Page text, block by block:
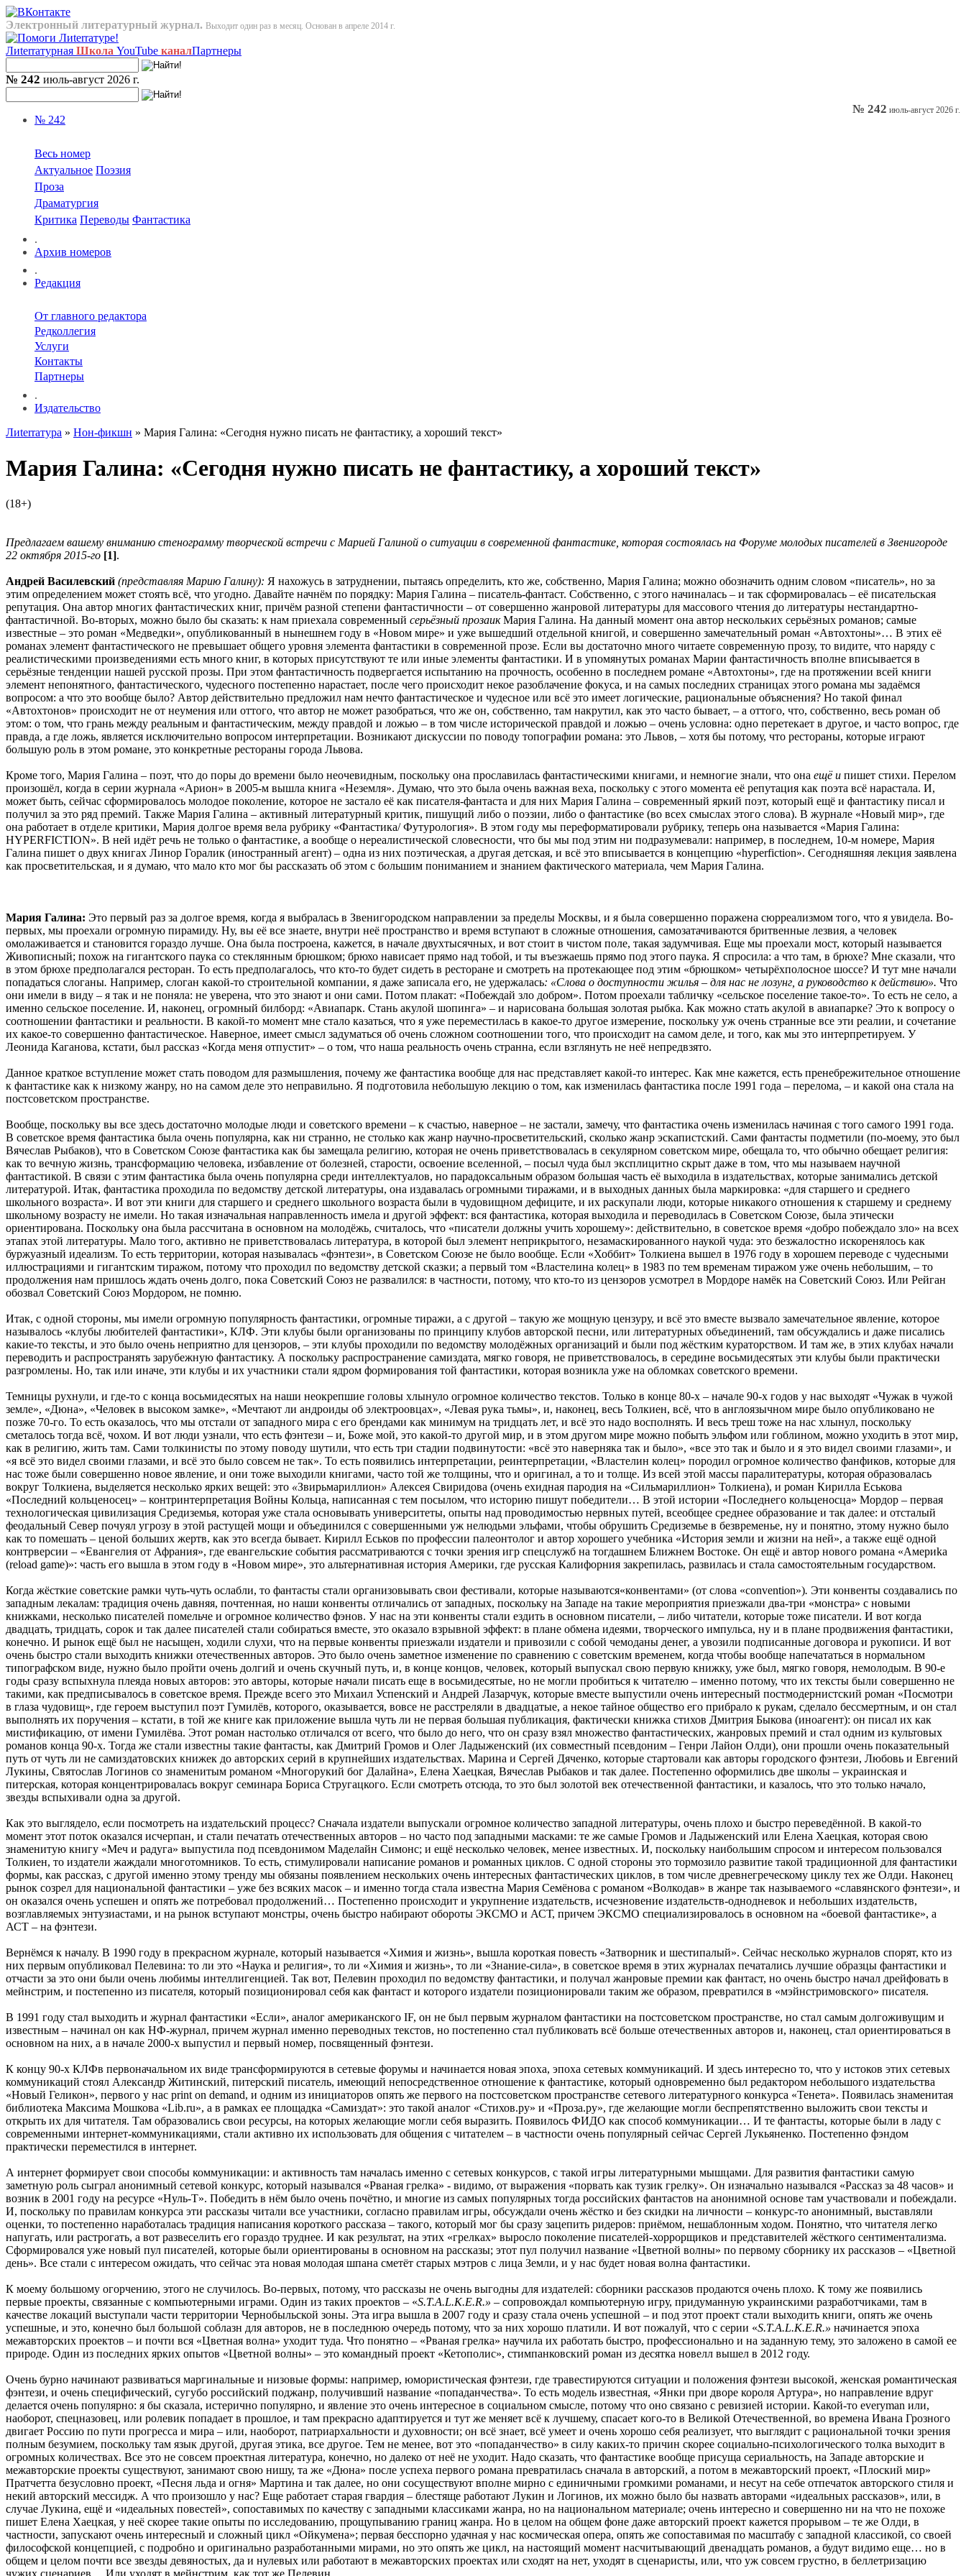
Электронный литературный журнал. Выходит один раз в месяц. Основан в апреле 2014 г.
Лиterraтурная Школа YouTube каналПартнеры
№ 242 июль-август 2026 г.
№ 242
Весь номер
Актуальное Поэзия
Проза
Драматургия
Критика Переводы Фантастика
.
Архив номеров
.
Редакция
От главного редактора
Редколлегия
Услуги
Контакты
Партнеры
.
Издательство
№ 242 июль-август 2026 г.
Лиterraтура » Нон-фикшн » Мария Галина: «Сегодня нужно писать не фантастику, а хороший текст»
Мария Галина: «Сегодня нужно писать не фантастику, а хороший текст»
(18+)
Предлагаем вашему вниманию стенограмму творческой встречи с Марией Галиной о ситуации в современной фантастике, которая состоялась на Форуме молодых писателей в Звенигороде
22 октября 2015-го [1].
Андрей Василевский (представляя Марию Галину): Я нахожусь в затруднении, пытаясь определить, кто же, собственно, Мария Галина; можно обозначить одним словом «писатель», но за
этим определением может стоять всё, что угодно. Давайте начнём по порядку: Мария Галина – писатель-фантаст. Собственно, с этого начиналась – и так сформировалась – её писательская
репутация. Она автор многих фантастических книг, причём разной степени фантастичности – от совершенно жанровой литературы для массового чтения до литературы нестандартно-
фантастичной. Во-вторых, можно было бы сказать: к нам приехала современный серьёзный прозаикМария Галина. На данный момент она автор нескольких серьёзных романов; самые
известные – это роман «Медведки», опубликованный в нынешнем году в «Новом мире» и уже вышедший отдельной книгой, и совершенно замечательный роман «Автохтоны»… В этих её
романах элемент фантастического не превышает общего уровня элемента фантастики в современной прозе. Если вы достаточно много читаете современную прозу, то видите, что наряду с
реалистическими произведениями есть много книг, в которых присутствуют те или иные элементы фантастики. И в упомянутых романах Марии фантастичность вполне вписывается в
серьёзные тенденции нашей русской прозы. При этом фантастичность подвергается испытанию на прочность, особенно в последнем романе «Автохтоны», где на протяжении всей книги
элемент непонятного, фантастического, чудесного постепенно нарастает, после чего происходит некое разоблачение фокуса, и на самых последних страницах этого романа мы задаёмся
вопросом: а что это вообще было? Автор действительно предложил нам нечто фантастическое и чудесное или всё это имеет логические, рациональные объяснения? Но такой финал
«Автохтонов» происходит не от неумения или оттого, что автор не может разобраться, что же он, собственно, там накрутил, как это часто бывает, – а оттого, что, собственно, весь роман об
этом: о том, что грань между реальным и фантастическим, между правдой и ложью – в том числе исторической правдой и ложью – очень условна: одно перетекает в другое, и часто вопрос, где
правда, а где ложь, является исключительно вопросом интерпретации. Возникают дискуссии по поводу топографии романа: это Львов, – хотя бы потому, что рестораны, которые играют
большую роль в этом романе, это конкретные рестораны города Львова.
Кроме того, Мария Галина – поэт, что до поры до времени было неочевидным, поскольку она прославилась фантастическими книгами, и немногие знали, что она ещё и пишет стихи. Перелом
произошёл, когда в серии журнала «Арион» в 2005-м вышла книга «Неземля». Думаю, что это была очень важная веха, поскольку с этого момента её репутация как поэта всё нарастала. И,
может быть, сейчас сформировалось молодое поколение, которое не застало её как писателя-фантаста и для них Мария Галина – современный яркий поэт, который ещё и фантастику писал и
получил за это ряд премий. Также Мария Галина – активный литературный критик, пишущий либо о поэзии, либо о фантастике (во всех смыслах этого слова). В журнале «Новый мир», где
она работает в отделе критики, Мария долгое время вела рубрику «Фантастика/ Футурология». В этом году мы переформатировали рубрику, теперь она называется «Мария Галина:
HYPERFICTION». В ней идёт речь не только о фантастике, а вообще о нереалистической словесности, что бы мы под этим ни подразумевали: например, в последнем, 10-м номере, Мария
Галина пишет о двух книгах Линор Горалик (иностранный агент) – одна из них поэтическая, а другая детская, и всё это вписывается в концепцию «hyperfiction». Сегодняшняя лекция заявлена
как просветительская, и я думаю, что мало кто мог бы рассказать об этом с большим пониманием и знанием фактического материала, чем Мария Галина.
Мария Галина: Это первый раз за долгое время, когда я выбралась в Звенигородском направлении за пределы Москвы, и я была совершенно поражена сюрреализмом того, что я увидела. Во-
первых, мы проехали огромную пирамиду. Ну, вы её все знаете, внутри неё пространство и время вступают в сложные отношения, самозатачиваются бритвенные лезвия, а человек
омолаживается и становится гораздо лучше. Она была построена, кажется, в начале двухтысячных, и вот стоит в чистом поле, такая задумчивая. Еще мы проехали мост, который называется
Живописный; похож на гигантского паука со стеклянным брюшком; брюхо нависает прямо над тобой, и ты въезжаешь прямо под этого паука. Я спросила: а что там, в брюхе? Мне сказали, что
в этом брюхе предполагался ресторан. То есть предполагалось, что кто-то будет сидеть в ресторане и смотреть на протекающее под этим «брюшком» четырёхполосное шоссе? И тут мне начали
попадаться слоганы. Например, слоган какой-то строительной компании, я даже записала его, не удержалась: «Слова о доступности жилья – для нас не лозунг, а руководство к действию». Что
они имели в виду – я так и не поняла: не уверена, что это знают и они сами. Потом плакат: «Побеждай зло добром». Потом проехали табличку «сельское поселение такое-то». То есть не село, а
именно сельское поселение. И, наконец, огромный билборд: «Авиапарк. Стань акулой шопинга» – и нарисована большая золотая рыбка. Как можно стать акулой в авиапарке? Это к вопросу о
соотношении фантастики и реальности. В какой-то момент мне стало казаться, что я уже переместилась в какое-то другое измерение, поскольку уж очень странные все эти реалии, и сочетание
их какое-то совершенно фантастическое. Наверное, имеет смысл задуматься об очень сложном соотношении того, что происходит на самом деле, и того, как мы это интерпретируем. У
Леонида Каганова, кстати, был рассказ «Когда меня отпустит» – о том, что наша реальность очень странна, если взглянуть не неё непредвзято.
Данное краткое вступление может стать поводом для размышления, почему же фантастика вообще для нас представляет какой-то интерес. Как мне кажется, есть пренебрежительное отношение
к фантастике как к низкому жанру, но на самом деле это неправильно. Я подготовила небольшую лекцию о том, как изменилась фантастика после 1991 года – перелома, – и какой она стала на
постсоветском пространстве.
Вообще, поскольку вы все здесь достаточно молодые люди и советского времени – к счастью, наверное – не застали, замечу, что фантастика очень изменилась начиная с того самого 1991 года.
В советское время фантастика была очень популярна, как ни странно, не столько как жанр научно-просветительский, сколько жанр эскапистский. Сами фантасты подметили (по-моему, это был
Вячеслав Рыбаков), что в Советском Союзе фантастика как бы замещала религию, которая не очень приветствовалась в секулярном советском мире, обещала то, что обычно обещает религия:
как то вечную жизнь, трансформацию человека, избавление от болезней, старости, освоение вселенной, – посыл чуда был эксплицитно скрыт даже в том, что мы называем научной
фантастикой. В связи с этим фантастика была очень популярна среди интеллектуалов, но парадоксальным образом большая часть её выходила в издательствах, которые занимались детской
литературой. Итак, фантастика проходила по ведомству детской литературы, она издавалась огромными тиражами, и в выходных данных была маркировка: «для старшего и среднего
школьного возраста». И вот эти книги для старшего и среднего школьного возраста были в чудовищном дефиците, и их раскупали люди, которые никакого отношения к старшему и среднему
школьному возрасту не имели. Но такая изначальная направленность имела и другой эффект: вся фантастика, которая выходила и переводилась в Советском Союзе, была этически
ориентирована. Поскольку она была рассчитана в основном на молодёжь, считалось, что «писатели должны учить хорошему»: действительно, в советское время «добро побеждало зло» на всех
этапах этой литературы. Мало того, активно не приветствовалась литература, в которой был элемент неприкрытого, незамаскированного наукой чуда: это безжалостно искоренялось как
буржуазный идеализм. То есть территории, которая называлась «фэнтези», в Советском Союзе не было вообще. Если «Хоббит» Толкиена вышел в 1976 году в хорошем переводе с чудесными
иллюстрациями и гигантским тиражом, потому что проходил по ведомству детской сказки; а первый том «Властелина колец» в 1983 по тем временам тиражом уже очень небольшим, – то
продолжения нам пришлось ждать очень долго, пока Советский Союз не развалился: в частности, потому, что кто-то из цензоров усмотрел в Мордоре намёк на Советский Союз. Или Рейган
обозвал Советский Союз Мордором, не помню.
Итак, с одной стороны, мы имели огромную популярность фантастики, огромные тиражи, а с другой – такую же мощную цензуру, и всё это вместе вызвало замечательное явление, которое
называлось «клубы любителей фантастики», КЛФ. Эти клубы были организованы по принципу клубов авторской песни, или литературных объединений, там обсуждались и даже писались
какие-то тексты, и это было очень неприятно для цензоров, – эти клубы проходили по ведомству молодёжных организаций и были под жёстким кураторством. И там же, в этих клубах начали
переводить и распространять зарубежную фантастику. А поскольку распространение самиздата, мягко говоря, не приветствовалось, в середине восьмидесятых эти клубы были практически
разгромлены. Но, так или иначе, эти клубы и их участники стали ядром формирования той фантастики, которая возникла уже на обломках советского времени.
Темницы рухнули, и где-то с конца восьмидесятых на наши неокрепшие головы хлынуло огромное количество текстов. Только в конце 80-х – начале 90-х годов у нас выходят «Чужак в чужой
земле», «Дюна», «Человек в высоком замке», «Мечтают ли андроиды об электроовцах», «Левая рука тьмы», и, наконец, весь Толкиен, всё, что в англоязычном мире было опубликовано не
позже 70-го. То есть оказалось, что мы отстали от западного мира с его брендами как минимум на тридцать лет, и всё это надо восполнять. И весь треш тоже на нас хлынул, поскольку
сметалось тогда всё, чохом. И вот люди узнали, что есть фэнтези – и, Боже мой, это какой-то другой мир, и в этом другом мире можно побыть эльфом или гоблином, можно уходить в этот мир,
как в религию, жить там. Сами толкинисты по этому поводу шутили, что есть три стадии подвинутости: «всё это наверняка так и было», «все это так и было и я это видел своими глазами», и
«я всё это видел своими глазами, и всё это было совсем не так». То есть появились интерпретации, реинтерпретации, «Властелин колец» породил огромное количество фанфиков, которые для
нас тоже были совершенно новое явление, и они тоже выходили книгами, часто той же толщины, что и оригинал, а то и толще. Из всей этой массы паралитературы, которая образовалась
вокруг Толкиена, выделяется несколько ярких вещей: это «Звирьмариллион» Алексея Свиридова (очень ехидная пародия на «Сильмариллион» Толкиена), и роман Кирилла Еськова
«Последний кольценосец» – контринтерпретация Войны Кольца, написанная с тем посылом, что историю пишут победители… В этой истории «Последнего кольценосца» Мордор – первая
технологическая цивилизация Средиземья, которая уже стала основывать университеты, опыты над проводимостью нервных путей, всеобщее среднее образование и так далее: и отсталый
феодальный Север почуял угрозу в этой растущей мощи и объединился с совершенными уж нелюдьми эльфами, чтобы обрушить Средиземье в безвременье, ну и понятно, этому нужно было
как то помешать – ценой больших жертв, как это всегда бывает. Кирилл Еськов по профессии палеонтолог и автор хорошего учебника «История земли и жизни на ней», а также ещё одной
контрверсии – «Евангелия от Афрания», где евангельские события рассматриваются с точки зрения игр спецслужб на тогдашнем Ближнем Востоке. Он ещё и автор нового романа «Америkа
(reload game)»: часть его вышла в этом году в «Новом мире», это альтернативная история Америки, где русская Калифорния закрепилась, развилась и стала самостоятельным государством.
Когда жёсткие советские рамки чуть-чуть ослабли, то фантасты стали организовывать свои фестивали, которые называются«конвентами» (от слова «convention»). Эти конвенты создавались по
западным лекалам: традиция очень давняя, почтенная, но наши конвенты отличались от западных, поскольку на Западе на такие мероприятия приезжали два-три «монстра» с новыми
книжками, несколько писателей помельче и огромное количество фэнов. У нас на эти конвенты стали ездить в основном писатели, – либо читатели, которые тоже писатели. И вот когда
двадцать, тридцать, сорок и так далее писателей стали собираться вместе, это оказало взрывной эффект: в плане обмена идеями, творческого импульса, ну и в плане продвижения фантастики,
конечно. И рынок ещё был не насыщен, ходили слухи, что на первые конвенты приезжали издатели и привозили с собой чемоданы денег, а увозили подписанные договора и рукописи. И вот
очень быстро стали выходить книжки отечественных авторов. Это было очень заметное изменение по сравнению с советским временем, когда чтобы вообще напечататься в нормальном
типографском виде, нужно было пройти очень долгий и очень скучный путь, и, в конце концов, человек, который выпускал свою первую книжку, уже был, мягко говоря, немолодым. В 90-е
годы сразу вспыхнула плеяда новых авторов: это авторы, которые начали писать еще в восьмидесятые, но не могли пробиться к читателю – именно потому, что их тексты были совершенно не
такими, как предписывалось в советское время. Прежде всего это Михаил Успенский и Андрей Лазарчук, которые вместе выпустили очень интересный постмодернистский роман «Посмотри
в глаза чудовищ», где героем выступил поэт Гумилёв, которого, оказывается, вовсе не расстреляли в двадцатые, а некое тайное общество его прибрало к рукам, сделало бессмертным, и он стал
выполнять их поручения – кстати, в той же книге как приложение вышла чуть ли не первая большая публикация, фактически книжка стихов Дмитрия Быкова (иноагент): он писал их как
мистификацию, от имени Гумилёва. Этот роман настолько отличался от всего, что было до него, что он сразу взял множество фантастических, жанровых премий и стал одним из культовых
романов конца 90-х. Тогда же стали известны такие фантасты, как Дмитрий Громов и Олег Ладыженский (их совместный псевдоним – Генри Лайон Олди), они прошли очень показательный
путь от чуть ли не самиздатовских книжек до авторских серий в крупнейших издательствах. Марина и Сергей Дяченко, которые стартовали как авторы городского фэнтези, Любовь и Евгений
Лукины, Святослав Логинов со знаменитым романом «Многорукий бог Далайна», Елена Хаецкая, Вячеслав Рыбаков и так далее. Постепенно оформились две школы – украинская и
питерская, которая концентрировалась вокруг семинара Бориса Стругацкого. Если смотреть отсюда, то это был золотой век отечественной фантастики, и казалось, что это только начало,
звезды вспыхивали одна за другой.
Как это выглядело, если посмотреть на издательский процесс? Сначала издатели выпускали огромное количество западной литературы, очень плохо и быстро переведённой. В какой-то
момент этот поток оказался исчерпан, и стали печатать отечественных авторов – но часто под западными масками: те же самые Громов и Ладыженский или Елена Хаецкая, которая свою
знаменитую книгу «Меч и радуга» выпустила под псевдонимом Маделайн Симонс; и ещё несколько человек, менее известных. И, поскольку наибольшим спросом и интересом пользовался
Толкиен, то издатели жаждали многотомников. То есть, стимулировали написание романов и романных циклов. С одной стороны это тормозило развитие такой традиционной для фантастики
формы, как рассказ, с другой именно этому тренду мы обязаны появлением нескольких очень интересных фантастических циклов, в том числе древнегреческому циклу тех же Олди. Наконец
рынок созрел для национальной фантастики – уже без всяких масок – и именно тогда стала известна Мария Семёнова с романом «Волкодав» в жанре так называемого «славянского фэнтези», и
он оказался очень успешен и опять же потребовал продолжений… Постепенно происходит и укрупнение издательств, исчезновение издательств-однодневок и небольших издательств,
возглавляемых энтузиастами, и на рынок вступают монстры, очень быстро набирают обороты ЭКСМО и АСТ, причем ЭКСМО специализировалось в основном на «боевой фантастике», а
АСТ – на фэнтези.
Вернёмся к началу. В 1990 году в прекрасном журнале, который называется «Химия и жизнь», вышла короткая повесть «Затворник и шестипалый». Сейчас несколько журналов спорят, кто из
них первым опубликовал Пелевина: то ли это «Наука и религия», то ли «Химия и жизнь», то ли «Знание-сила», в советское время в этих журналах печатались лучшие образцы фантастики и
отчасти за это они были очень любимы интеллигенцией. Так вот, Пелевин проходил по ведомству фантастики, и получал жанровые премии как фантаст, но очень быстро начал дрейфовать в
мейнстрим, и постепенно из писателя, который позиционировал себя как фантаст и которого издатели позиционировали таким же образом, превратился в «мэйнстримовского» писателя.
В 1991 году стал выходить и журнал фантастики «Если», аналог американского IF, он не был первым журналом фантастики на постсоветском пространстве, но стал самым долгоживущим и
известным – начинал он как НФ-журнал, причем журнал именно переводных текстов, но постепенно стал публиковать всё больше отечественных авторов и, наконец, стал ориентироваться в
основном на них, а в начале 2000-х выпустил и первый номер, посвященный фэнтези.
К концу 90-х КЛФв первоначальном их виде трансформируются в сетевые форумы и начинается новая эпоха, эпоха сетевых коммуникаций. И здесь интересно то, что у истоков этих сетевых
коммуникаций стоял Александр Житинский, питерский писатель, имеющий непосредственное отношение к фантастике, который одновременно был редактором небольшого издательства
«Новый Геликон», первого у нас print on demand, и одним из инициаторов опять же первого на постсоветском пространстве сетевого литературного конкурса «Тенета». Появилась знаменитая
библиотека Максима Мошкова «Lib.ru», а в рамках ее площадка «Самиздат»: это такой аналог «Стихов.ру» и «Проза.ру», где желающие могли беспрепятственно выложить свои тексты и
открыть их для читателя. Там образовались свои ресурсы, на которых желающие могли себя выразить. Появилось ФИДО как способ коммуникации… И те фантасты, которые были в ладу с
современными интернет-коммуникациями, стали активно их использовать для общения с читателем – в частности очень популярный сейчас Сергей Лукьяненко. Постепенно фэндом
практически переместился в интернет.
А интернет формирует свои способы коммуникации: и активность там началась именно с сетевых конкурсов, с такой игры литературными мышцами. Для развития фантастики самую
заметную роль сыграл анонимный сетевой конкурс, который назывался «Рваная грелка» - видимо, от выражения «порвать как тузик грелку». Он изначально назывался «Рассказ за 48 часов» и
возник в 2001 году на ресурсе «Нуль-Т». Победить в нём было очень почётно, и многие из самых популярных тогда российских фантастов на анонимной основе там участвовали и побеждали.
И, поскольку по правилам конкурса эти рассказы читали все участники, согласно правилам игры, обсуждали очень жёстко и без скидки на личности – конкурс-то анонимный, выставляли
оценки, то постепенно наработалась традиция написания короткого рассказа – такого, который мог бы сразу зацепить ридеров: приёмом, нешаблонным ходом. Понятно, что читателя легко
напугать, или растрогать, а вот развеселить его гораздо труднее. И как результат, на этих «грелках» выросло поколение писателей-хоррорщиков и представителей жёсткого сентиментализма.
Сформировался уже новый пул писателей, которые были ориентированы в основном на рассказы; этот пул получил название «Цветной волны» по первому сборнику их рассказов – «Цветной
день». Все стали с интересом ожидать, что сейчас эта новая молодая шпана сметёт старых мэтров с лица Земли, и у нас будет новая волна фантастики.
К моему большому огорчению, этого не случилось. Во-первых, потому, что рассказы не очень выгодны для издателей: сборники рассказов продаются очень плохо. К тому же появились
первые проекты, связанные с компьютерными играми. Один из таких проектов – «S.T.A.L.K.E.R.» – сопровождал компьютерную игру, придуманную украинскими разработчиками, там в
качестве локаций выступали части территории Чернобыльской зоны. Эта игра вышла в 2007 году и сразу стала очень успешной – и под этот проект стали выходить книги, опять же очень
успешные, и это, конечно был большой соблазн для авторов, не в последнюю очередь потому, что за них хорошо платили. И вот пожалуй, что с серии «S.T.A.L.K.E.R.» начинается эпоха
межавторских проектов – и почти вся «Цветная волна» уходит туда. Что понятно – «Рваная грелка» научила их работать быстро, профессионально и на заданную тему, это заложено в самой ее
природе. Один из последних ярких опытов «Цветной волны» – это командный проект «Кетополис», стимпанковский роман из десятка новелл вышел в 2012 году.
Очень бурно начинают развиваться маргинальные и низовые формы: например, юмористическая фэнтези, где травестируются ситуации и положения фэнтези высокой, женская романтическая
фэнтези, и очень специфический, сугубо российский поджанр, получивший название «попаданчества». То есть модель известная, «Янки при дворе короля Артура», но направление вдруг
делается очень популярно: я бы сказала, истерично популярно, и явление это очень интересное в социальном смысле, потому что оно связано с ревизией истории. Какой-то everyman или,
наоборот, спецназовец, или ролевик попадает в прошлое, и там прекрасно адаптируется и тут же меняет всё к лучшему, спасает кого-то в Великой Отечественной, во времена Ивана Грозного
двигает Россию по пути прогресса и мира – или, наоборот, патриархальности и духовности; он всё знает, всё умеет и очень хорошо себя реализует, что выглядит с рациональной точки зрения
полным безумием, поскольку там язык другой, другая этика, все другое. Тем не менее, вот это «попаданчество» в силу каких-то причин скорее социально-психологического толка выходит в
огромных количествах. Все это не совсем проектная литература, конечно, но далеко от неё не уходит. Надо сказать, что фантастике вообще присуща сериальность, на Западе авторские и
межавторские проекты существуют, занимают свою нишу, та же «Дюна» после успеха первого романа превратилась сначала в авторский, а потом в межавторский проект, «Плоский мир»
Пратчетта безусловно проект, «Песня льда и огня» Мартина и так далее, но они сосуществуют вполне мирно с единичными громкими романами, и несут на себе отпечаток авторского стиля и
некий авторский мессидж. А что произошло у нас? Еще работает старая гвардия – блестяще работают Лукин и Логинов, их можно было бы назвать авторами «идеальных рассказов», или, в
случае Лукина, ещё и «идеальных повестей», сопоставимых по качеству с западными классиками жанра, но на национальном материале; очень интересно и совершенно ни на что не похоже
пишет Елена Хаецкая, у неё скорее такие опыты по исследованию, прощупыванию границ жанра. Но в целом на общем фоне даже авторский проект кажется прорывом – те же Олди, в
частности, запускают очень интересный и сложный цикл «Ойкумена»; первая бесспорно удачная у нас космическая опера, опять же сопоставимая по масштабу с западной классикой, со своей
философской концепцией, с подробно и оригинально разработанными мирами, но это опять же цикл, на настоящий момент насчитывающий двенадцать романов, а будут видимо еще… но в
общем и целом почти все звезды девяностых, да и нулевых или работают в межавторских проектах или сходят на нет, уходят в сценаристы, или, что уж совсем грустно, в беллетризацию
чужих сценариев… Или уходят в мейнстрим, как тот же Пелевин.